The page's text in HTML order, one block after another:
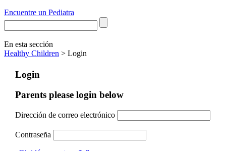
Encuentre un Pediatra
En esta sección
Healthy Children > Login
Login
Parents please login below
Dirección de correo electrónico
Contraseña